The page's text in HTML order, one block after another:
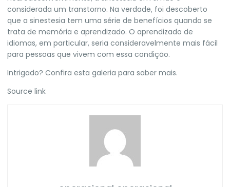
considerada um transtorno. Na verdade, foi descoberto
que a sinestesia tem uma série de benefícios quando se
trata de memória e aprendizado. O aprendizado de
idiomas, em particular, seria consideravelmente mais fácil
para pessoas que vivem com essa condição.
Intrigado? Confira esta galeria para saber mais.
Source link